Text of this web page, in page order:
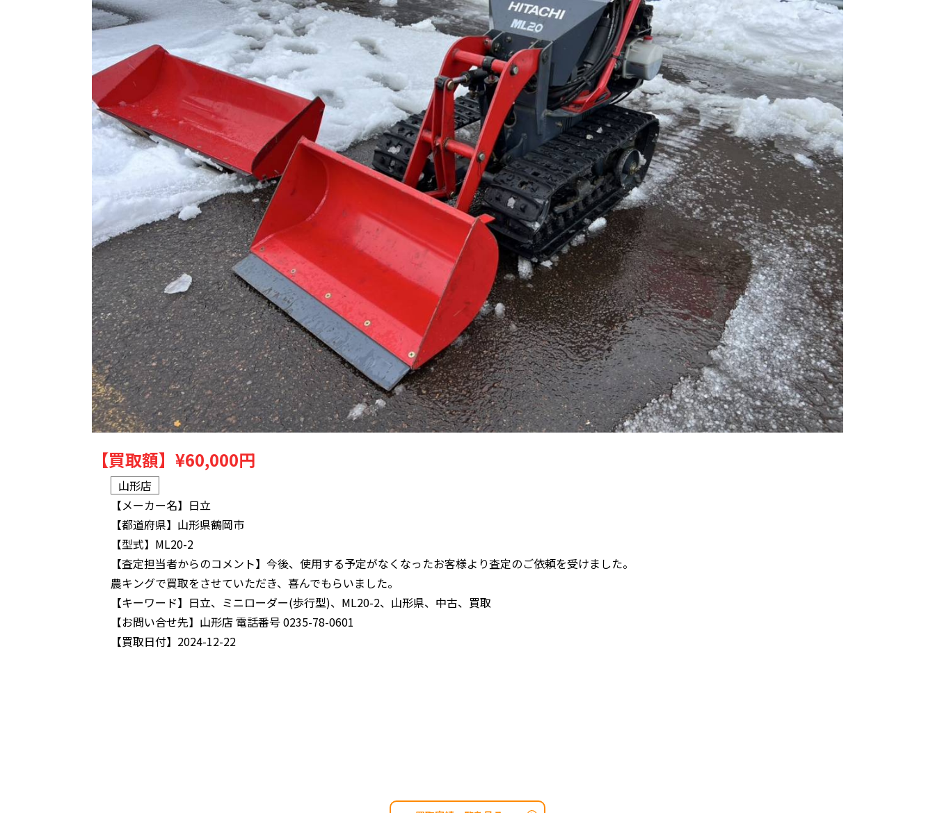
【買取額】 ¥60,000円
山形店
【メーカー名】 日立
【都道府県】 山形県鶴岡市
【型式】 ML20-2
【査定担当者からのコメント】今後、使用する予定がなくなったお客様より査定のご依頼を受けました。
農キングで買取をさせていただき、喜んでもらいました。
【キーワード】 日立、ミニローダー(歩行型)、ML20-2、山形県、中古、買取
【お問い合せ先】 山形店 電話番号 0235-78-0601
【買取日付】 2024-12-22